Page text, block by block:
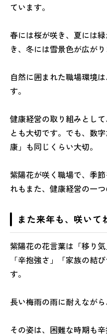
ています。
春には桜が咲き、夏には
き、冬には雪景色が広がり
自然に囲まれた職場環境
す。
健康経営の取り組みとし
とも大切です。でも、数
康」も同じくらい大切。
紫陽花が咲く職場で、季
れもまた、健康経営の一
また来年も、咲いて
紫陽花の花言葉は「移り
「辛抱強さ」「家族の結
す。
長い梅雨の雨に耐えなが
その姿は、困難な時期も